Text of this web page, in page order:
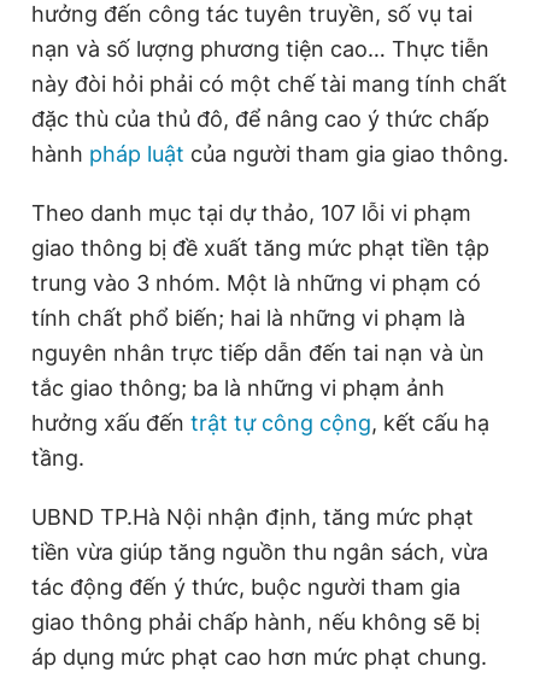
hưởng đến công tác tuyên truyền, số vụ tai
nạn và số lượng phương tiện cao… Thực tiễn
này đòi hỏi phải có một chế tài mang tính chất
đặc thù của thủ đô, để nâng cao ý thức chấp
hành pháp luật của người tham gia giao thông.
Theo danh mục tại dự thảo, 107 lỗi vi phạm
giao thông bị đề xuất tăng mức phạt tiền tập
trung vào 3 nhóm. Một là những vi phạm có
tính chất phổ biến; hai là những vi phạm là
nguyên nhân trực tiếp dẫn đến tai nạn và ùn
tắc giao thông; ba là những vi phạm ảnh
hưởng xấu đến trật tự công cộng, kết cấu hạ
tầng.
UBND TP.Hà Nội nhận định, tăng mức phạt
tiền vừa giúp tăng nguồn thu ngân sách, vừa
tác động đến ý thức, buộc người tham gia
giao thông phải chấp hành, nếu không sẽ bị
áp dụng mức phạt cao hơn mức phạt chung.